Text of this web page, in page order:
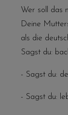
Wer soll das
Deine
als die
Sagst du:
- Sagst du:
- Sagst du: